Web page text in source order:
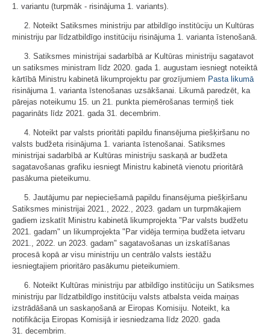
1. variantu (turpmāk - risinājuma 1. variants).
2. Noteikt Satiksmes ministriju par atbildīgo institūciju un Kultūras
ministriju par līdzatbildīgo institūciju risinājuma 1. varianta īstenošanā.
3. Satiksmes ministrijai sadarbībā ar Kultūras ministriju sagatavot
un satiksmes ministram līdz 2020. gada 1. augustam iesniegt noteiktā
kārtībā Ministru kabinetā likumprojektu par grozījumiem Pasta likumā
risinājuma 1. varianta īstenošanas uzsākšanai. Likumā paredzēt, ka
pārejas noteikumu 15. un 21. punkta piemērošanas termiņš tiek
pagarināts līdz 2021. gada 31. decembrim.
4. Noteikt par valsts prioritāti papildu finansējuma piešķiršanu no
valsts budžeta risinājuma 1. varianta īstenošanai. Satiksmes
ministrijai sadarbībā ar Kultūras ministriju saskaņā ar budžeta
sagatavošanas grafiku iesniegt Ministru kabinetā vienotu prioritārā
pasākuma pieteikumu.
5. Jautājumu par nepieciešamā papildu finansējuma piešķiršanu
Satiksmes ministrijai 2021., 2022., 2023. gadam un turpmākajiem
gadiem izskatīt Ministru kabinetā likumprojekta "Par valsts budžetu
2021. gadam" un likumprojekta "Par vidēja termiņa budžeta ietvaru
2021., 2022. un 2023. gadam" sagatavošanas un izskatīšanas
procesā kopā ar visu ministriju un centrālo valsts iestāžu
iesniegtajiem prioritāro pasākumu pieteikumiem.
6. Noteikt Kultūras ministriju par atbildīgo institūciju un Satiksmes
ministriju par līdzatbildīgo institūciju valsts atbalsta veida maiņas
izstrādāšanā un saskaņošanā ar Eiropas Komisiju. Noteikt, ka
notifikācija Eiropas Komisijā ir iesniedzama līdz 2020. gada
31. decembrim.